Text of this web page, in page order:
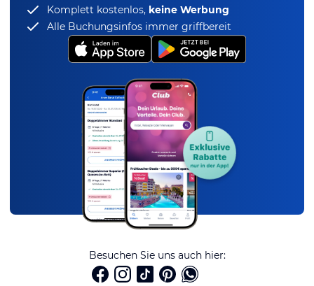
Komplett kostenlos, keine Werbung
Alle Buchungsinfos immer griffbereit
Besuchen Sie uns auch hier: